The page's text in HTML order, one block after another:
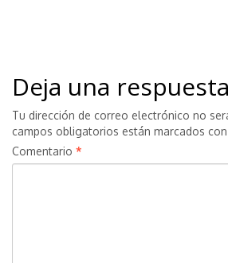
Deja una respuesta
Tu dirección de correo electrónico no
campos obligatorios están marcados con
Comentario *